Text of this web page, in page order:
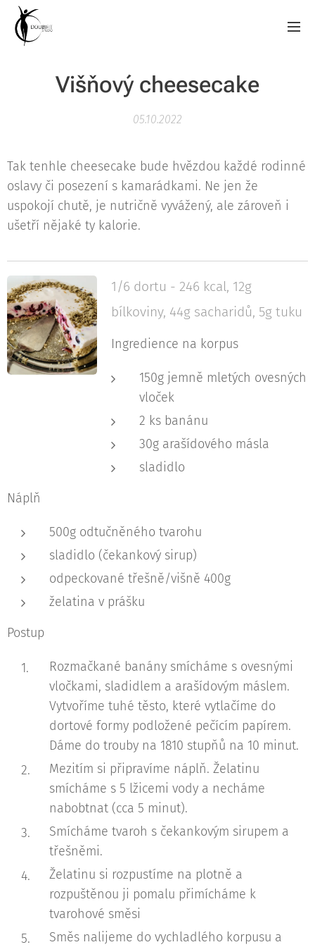
Višňový cheesecake
05.10.2022
Tak tenhle cheesecake bude hvězdou každé rodinné
oslavy či posezení s kamarádkami. Ne jen že
uspokojí chutě, je nutričně vyvážený, ale zároveň i
ušetří nějaké ty kalorie.
1/6 dortu - 246 kcal, 12g
bílkoviny, 44g sacharidů, 5g tuku
Ingredience na korpus
150g jemně mletých ovesných
vloček
2 ks banánu
30g arašídového másla
sladidlo
Náplň
500g odtučněného tvarohu
sladidlo (čekankový sirup)
odpeckované třešně/višně 400g
želatina v prášku
Postup
Rozmačkané banány smícháme s ovesnými
vločkami, sladidlem a arašídovým máslem.
Vytvoříme tuhé těsto, které vytlačíme do
dortové formy podložené pečícím papírem.
Dáme do trouby na 1810 stupňů na 10 minut.
Mezitím si připravíme náplň. Želatinu
smícháme s 5 lžicemi vody a necháme
nabobtnat (cca 5 minut).
Smícháme tvaroh s čekankovým sirupem a
třešněmi.
Želatinu si rozpustíme na plotně a
rozpuštěnou ji pomalu přimícháme k
tvarohové směsi
Směs nalijeme do vychladlého korpusu a